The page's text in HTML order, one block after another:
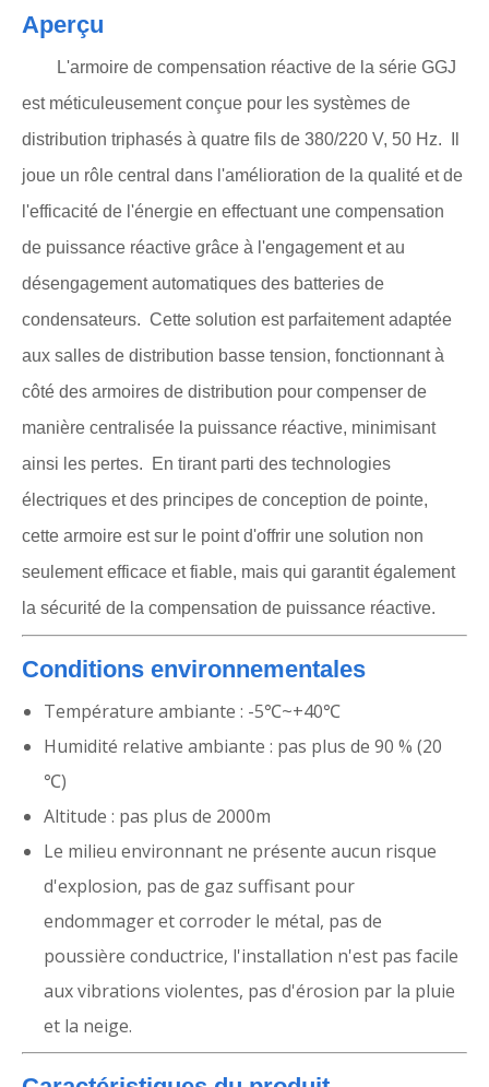
Aperçu
L'armoire de compensation réactive de la série GGJ
est méticuleusement conçue pour les systèmes de
distribution triphasés à quatre fils de 380/220 V, 50 Hz. Il
joue un rôle central dans l'amélioration de la qualité et de
l'efficacité de l'énergie en effectuant une compensation
de puissance réactive grâce à l'engagement et au
désengagement automatiques des batteries de
condensateurs. Cette solution est parfaitement adaptée
aux salles de distribution basse tension, fonctionnant à
côté des armoires de distribution pour compenser de
manière centralisée la puissance réactive, minimisant
ainsi les pertes. En tirant parti des technologies
électriques et des principes de conception de pointe,
cette armoire est sur le point d'offrir une solution non
seulement efficace et fiable, mais qui garantit également
la sécurité de la compensation de puissance réactive.
Conditions environnementales
Température ambiante : -5℃~+40℃
Humidité relative ambiante : pas plus de 90 % (20
℃)
Altitude : pas plus de 2000m
Le milieu environnant ne présente aucun risque
d'explosion, pas de gaz suffisant pour
endommager et corroder le métal, pas de
poussière conductrice, l'installation n'est pas facile
aux vibrations violentes, pas d'érosion par la pluie
et la neige.